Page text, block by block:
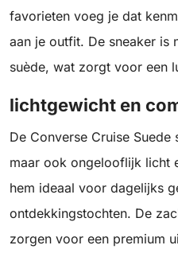
favorieten voeg je dat
aan je outfit. De sneaker is
suède, wat zorgt voor een
lichtgewicht en
De Converse Cruise
maar ook ongelooflijk licht
hem ideaal voor dagelijks
ontdekkingstochten. De
zorgen voor een premium